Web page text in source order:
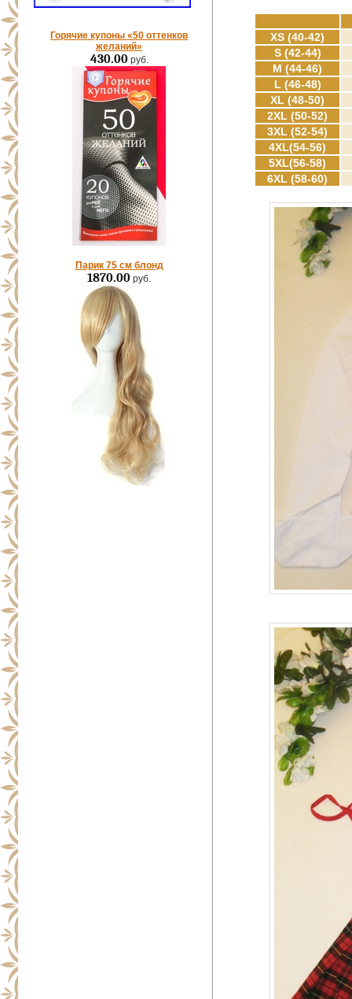
Горячие купоны «50 оттенков
желаний»
430.00руб.
Парик 75 см блонд
1870.00 руб.
XS (40-42)
S (42-44)
M (44-46)
L (46-48)
XL (48-50)
2XL (50-52)
3XL (52-54)
4XL(54-56)
5XL(56-58)
6XL (58-60)